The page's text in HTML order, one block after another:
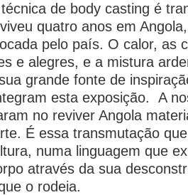
de body casting é
quatro anos em
pelo país. O calor, as
e alegres, e a mistura
grande fonte de
esta exposição. A
no reviver Angola
É essa transmutação
numa linguagem que
através da sua
o rodeia.